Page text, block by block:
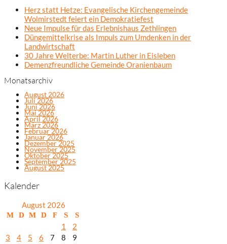
Herz statt Hetze: Evangelische Kirchengemeinde
Wolmirstedt feiert ein Demokratiefest
Neue Impulse für das Erlebnishaus Zethlingen
Düngemittelkrise als Impuls zum Umdenken in der
Landwirtschaft
30 Jahre Welterbe: Martin Luther in Eisleben
Demenzfreundliche Gemeinde Oranienbaum
Monatsarchiv
August 2026
Juli 2026
Juni 2026
Mai 2026
April 2026
März 2026
Februar 2026
Januar 2026
Dezember 2025
November 2025
Oktober 2025
September 2025
August 2025
Kalender
August 2026
M D M D F S S
1
2
3
4 5 6 7 8
9